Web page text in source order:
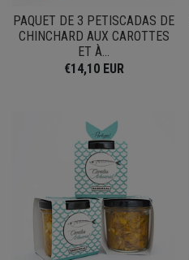
PAQUET DE 3 PETISCADAS DE
CHINCHARD AUX CAROTTES
ET À...
€14,10 EUR